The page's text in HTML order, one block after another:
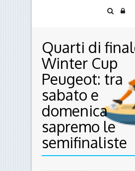
Quarti di
Winter Cup
Peugeot: tra
sabato e
domenica
sapremo le
semifinaliste